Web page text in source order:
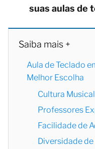
suas aulas de
Saiba mais +
Aula de Teclado
Melhor Escolha
Cultura
Professores
Facilidade de
Diversidade